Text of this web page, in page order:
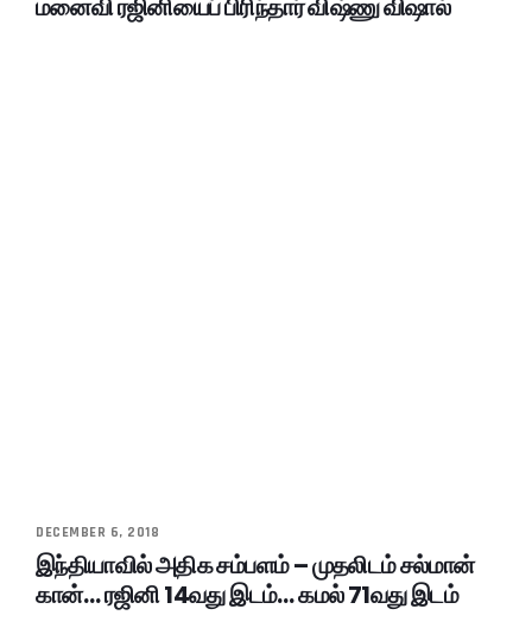
மனைவி ரஜினியைப் பிரிந்தார் விஷ்ணு விஷால்
DECEMBER 6, 2018
இந்தியாவில் அதிக சம்பளம் – முதலிடம் சல்மான்
கான்… ரஜினி 14வது இடம்… கமல் 71வது இடம்